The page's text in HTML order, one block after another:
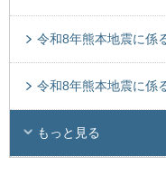
令和8年熊本地震に係
令和8年熊本地震に係
もっと見る